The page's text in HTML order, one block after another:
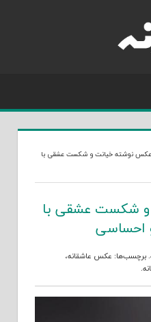
عکس نوشته خیانت و شکست عشقی با
شکست عشقی با
احساسی
. برچسب‌ها: عکس عاشقانه،
.